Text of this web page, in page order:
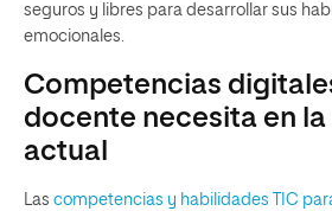
seguros y libres para desarrollar sus
emocionales.
Competencias
docente necesita en
actual
Las competencias y habilidades TIC